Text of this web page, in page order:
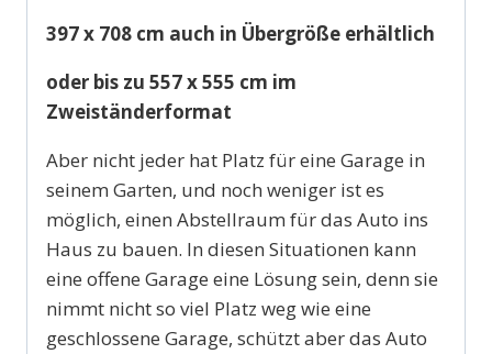
397 x 708 cm auch in Übergröße erhältlich
oder bis zu 557 x 555 cm im
Zweiständerformat
Aber nicht jeder hat Platz für eine Garage in
seinem Garten, und noch weniger ist es
möglich, einen Abstellraum für das Auto ins
Haus zu bauen. In diesen Situationen kann
eine offene Garage eine Lösung sein, denn sie
nimmt nicht so viel Platz weg wie eine
geschlossene Garage, schützt aber das Auto